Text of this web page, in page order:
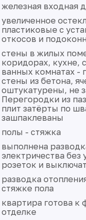
железная входная
увеличенное
пластиковые с
откосов и
стены в жилых
коридорах, кухне,
ванных комнатах -
стены из бетона,
оштукатурены, не
Перегородки из
плит затёрты по
зашпаклеваны
полы - стяжка
выполнена
электричества без
розеток и
разводка
стяжке пола
квартира готова к
отделке